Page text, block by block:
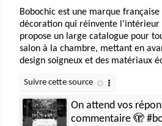
Bobochic est une marque
décoration qui réinvente l'intérieur
propose un large catalogue pour
salon à la chambre, mettant en
design soigneux et des matériaux
On attend vos
commentaire 🫣